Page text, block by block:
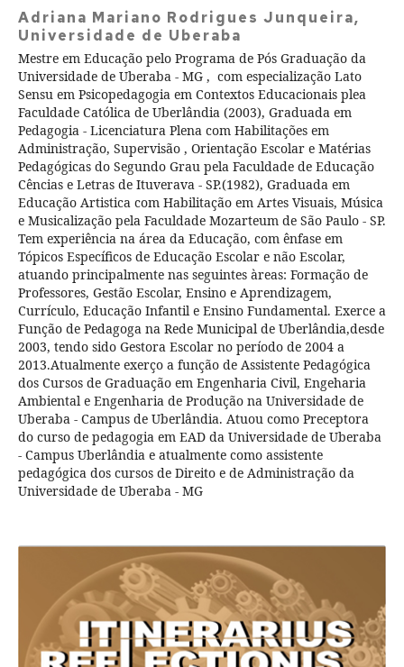
Adriana Mariano Rodrigues Junqueira,
Universidade de Uberaba
Mestre em Educação pelo Programa de Pós Graduação da
Universidade de Uberaba - MG , com especialização Lato
Sensu em Psicopedagogia em Contextos Educacionais plea
Faculdade Católica de Uberlândia (2003), Graduada em
Pedagogia - Licenciatura Plena com Habilitações em
Administração, Supervisão , Orientação Escolar e Matérias
Pedagógicas do Segundo Grau pela Faculdade de Educação
Cências e Letras de Ituverava - SP.(1982), Graduada em
Educação Artistica com Habilitação em Artes Visuais, Música
e Musicalização pela Faculdade Mozarteum de São Paulo - SP.
Tem experiência na área da Educação, com ênfase em
Tópicos Específicos de Educação Escolar e não Escolar,
atuando principalmente nas seguintes àreas: Formação de
Professores, Gestão Escolar, Ensino e Aprendizagem,
Currículo, Educação Infantil e Ensino Fundamental. Exerce a
Função de Pedagoga na Rede Municipal de Uberlândia,desde
2003, tendo sido Gestora Escolar no período de 2004 a
2013.Atualmente exerço a função de Assistente Pedagógica
dos Cursos de Graduação em Engenharia Civil, Engeharia
Ambiental e Engenharia de Produção na Universidade de
Uberaba - Campus de Uberlândia. Atuou como Preceptora
do curso de pedagogia em EAD da Universidade de Uberaba
- Campus Uberlândia e atualmente como assistente
pedagógica dos cursos de Direito e de Administração da
Universidade de Uberaba - MG